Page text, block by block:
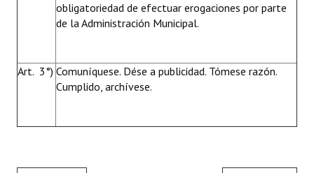
obligatoriedad de efectuar erogaciones por parte
de la Administración Municipal.
Art. 3°) Comuníquese. Dése a publicidad. Tómese razón.
Cumplido, archívese.